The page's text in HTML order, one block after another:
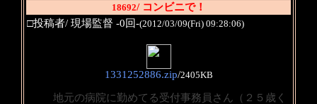
18692/ コンビニで！
□投稿者/ 現場監督 -0回-(2012/03/09(Fri) 09:28:06)
1331252886.zip/2405KB
地元の病院に勤めてる受付事務員さん（２５歳く